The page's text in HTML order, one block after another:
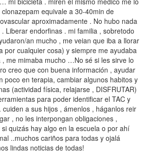
equivale a 30-40min de
aproximadamente . No hubo nada
Liberar endorfinas . mi familia , sobretodo
an mucho , me veian que iba a llorar
por cualquier cosa) y siempre me ayudaba
, me mimaba mucho …No sé si les sirve lo
creo que con buena información , ayudar
poco en terapia, cambiar algunos habitos y
(actividad física, relajarse , DISFRUTAR)
para poder identificar el TAC y
cuiden a sus hijos , ámenlos , háganlos reir
, no les interpongan obligaciones ,
quizás hay algo en la escuela o por ahí
..muchos cariños para todas y ojalá
lindas noticias de todas!